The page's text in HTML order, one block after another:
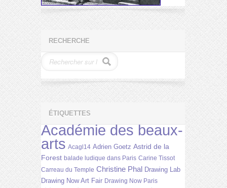
RECHERCHE
ÉTIQUETTES
Académie des beaux-
arts Acagl14 Adrien Goetz Astrid de la
Forest balade ludique dans Paris Carine Tissot
Carreau du Temple Christine Phal Drawing Lab
Drawing Now Art Fair Drawing Now Paris